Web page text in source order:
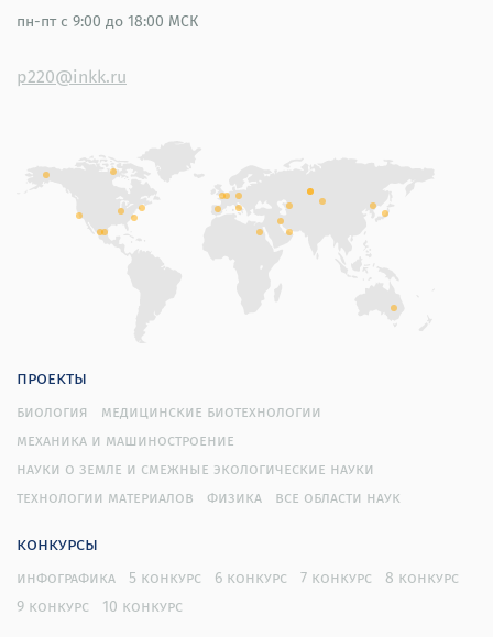
пн-пт с 9:00 до 18:00 МСК
p220@inkk.ru
проекты
биология
медицинские биотехнологии
механика и машиностроение
науки о земле и смежные экологические науки
технологии материалов
физика все области наук
конкурсы
инфографика 5 конкурс 6 конкурс 7 конкурс
8 конкурс
9 конкурс
10 конкурс